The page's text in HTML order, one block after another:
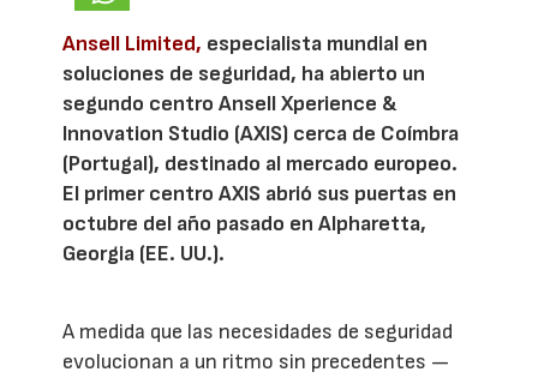
Ansell Limited, especialista mundial en
soluciones de seguridad, ha abierto un
segundo centro Ansell Xperience &
Innovation Studio (AXIS) cerca de Coímbra
(Portugal), destinado al mercado europeo.
El primer centro AXIS abrió sus puertas en
octubre del año pasado en Alpharetta,
Georgia (EE. UU.).
A medida que las necesidades de seguridad
evolucionan a un ritmo sin precedentes —